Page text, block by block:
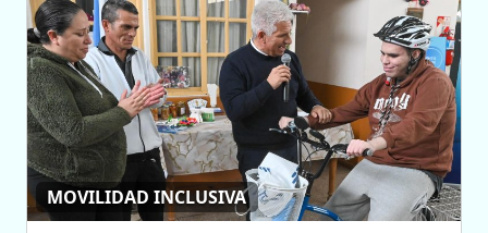
MOVILIDAD INCLUSIVA